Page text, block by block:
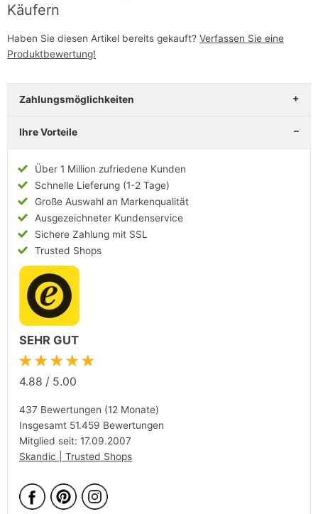
Käufern
Haben Sie diesen Artikel bereits gekauft? Verfassen Sie eine
Produktbewertung!
Zahlungsmöglichkeiten
Ihre Vorteile
Über 1 Million zufriedene Kunden
Schnelle Lieferung (1-2 Tage)
Große Auswahl an Markenqualität
Ausgezeichneter Kundenservice
Sichere Zahlung mit SSL
Trusted Shops
SEHR GUT
★★★★★
4.88 / 5.00
437 Bewertungen (12 Monate)
Insgesamt 51.459 Bewertungen
Mitglied seit: 17.09.2007
Skandic | Trusted Shops